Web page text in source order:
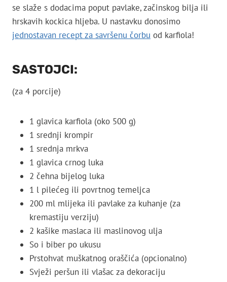
se slaže s dodacima poput pavlake, začinskog bilja ili
hrskavih kockica hljeba. U nastavku donosimo
jednostavan recept za savršenu čorbu od karfiola!
SASTOJCI:
(za 4 porcije)
1 glavica karfiola (oko 500 g)
1 srednji krompir
1 srednja mrkva
1 glavica crnog luka
2 čehna bijelog luka
1 l pilećeg ili povrtnog temeljca
200 ml mlijeka ili pavlake za kuhanje (za
kremastiju verziju)
2 kašike maslaca ili maslinovog ulja
So i biber po ukusu
Prstohvat muškatnog oraščića (opcionalno)
Svježi peršun ili vlašac za dekoraciju